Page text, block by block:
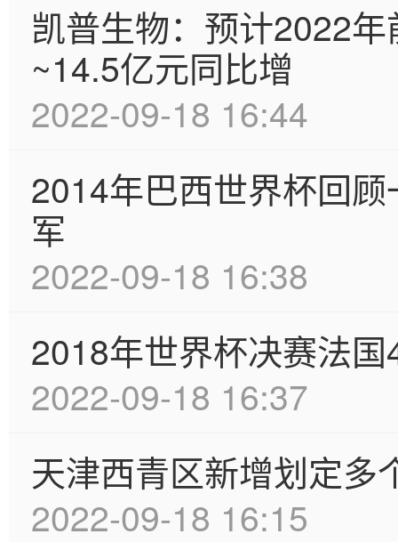
凯普生物：预计2022
~14.5亿元同比增
2022-09-18 16:44
2014年巴西世界杯回
军
2022-09-18 16:38
2018年世界杯决赛法
2022-09-18 16:37
天津西青区新增划定多
2022-09-18 16:15